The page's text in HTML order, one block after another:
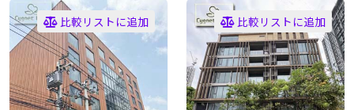
比較リストに追加 比較リストに追加